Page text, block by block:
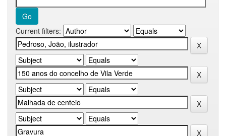
Current filters: